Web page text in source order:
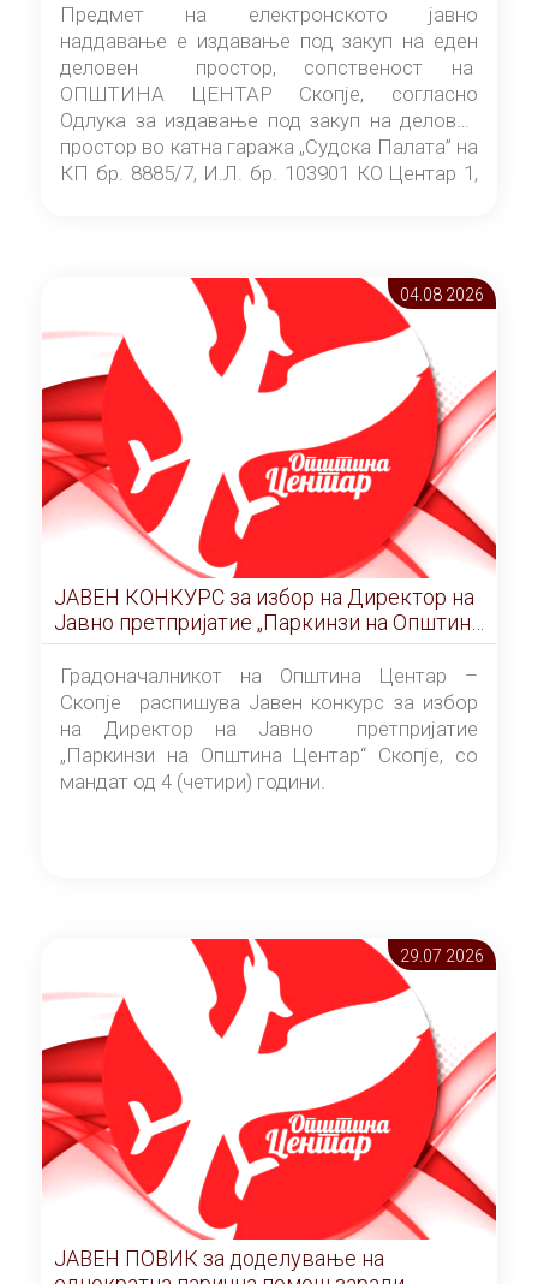
Предмет на електронското јавно
наддавање е издавање под закуп на еден
деловен простор, сопственост на
ОПШТИНА ЦЕНТАР Скопје, согласно
Одлука за издавање под закуп на деловен
простор во катна гаража „Судска Палата” на
КП бр. 8885/7, И.Л. бр. 103901 КО Центар 1,
Скопје” број 9/2026), за времетраење од 3
(три) години од денот на потпишувањето на
Договорот за закуп со најповолниот
понудувач.
04.08 2026
ЈАВЕН КОНКУРС за избор на Директор на
Јавно претпријатие „Паркинзи на Општина
Центар“ – Скопје
Градоначалникот на Општина Центар –
Скопје распишува Јавен конкурс за избор
на Директор на Јавно претпријатие
„Паркинзи на Општина Центар“ Скопје, со
мандат од 4 (четири) години.
29.07 2026
ЈАВЕН ПОВИК за доделување на